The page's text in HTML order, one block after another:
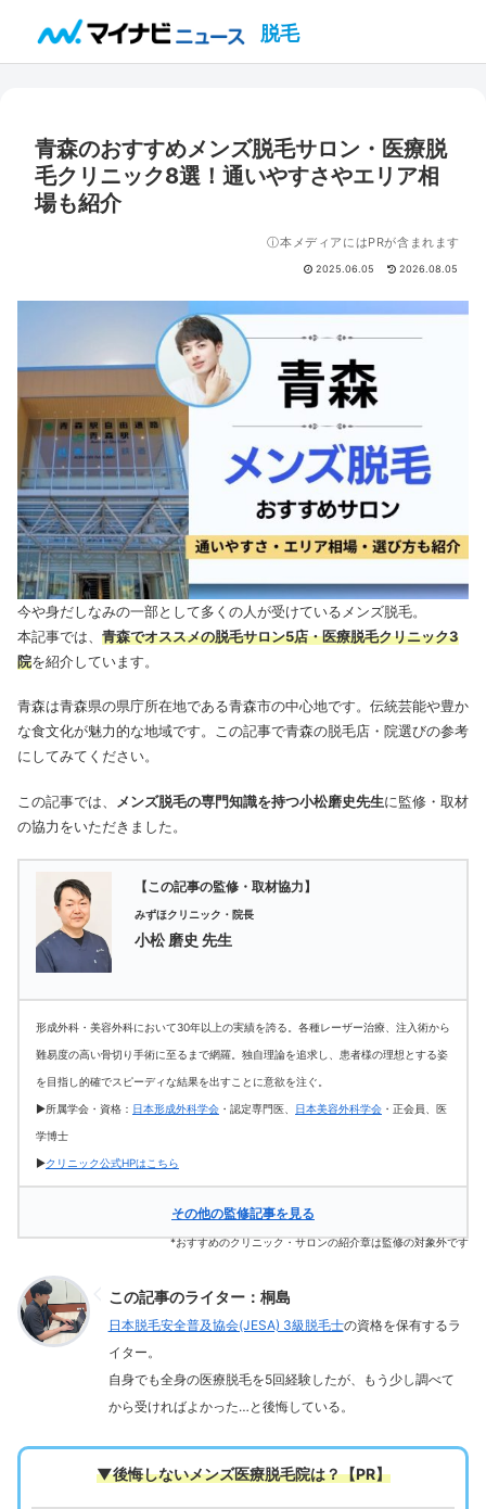
脱毛
青森のおすすめメンズ脱毛サロン・医療脱
毛クリニック8選！通いやすさやエリア相
場も紹介
ⓘ本メディアにはPRが含まれます
2025.06.05 2026.08.05
今や身だしなみの一部として多くの人が受けているメンズ脱毛。
本記事では、 青森でオススメの脱毛サロン5店・医療脱毛クリニック3
院を紹介しています。
青森は青森県の県庁所在地である青森市の中心地です。伝統芸能や豊か
な食文化が魅力的な地域です。この記事で青森の脱毛店・院選びの参考
にしてみてください。
この記事では、 メンズ脱毛の専門知識を持つ小松磨史先生に監修・取材
の協力をいただきました。
【この記事の監修・取材協力】
みずほクリニック・院長
小松 磨史 先生
形成外科・美容外科において30年以上の実績を誇る。各種レーザー治療、注入術から
難易度の高い骨切り手術に至るまで網羅。独自理論を追求し、患者様の理想とする姿
を目指し的確でスピーディな結果を出すことに意欲を注ぐ。
▶所属学会・資格： 日本形成外科学会 ・認定専門医、 日本美容外科学会 ・正会員、医
学博士
▶クリニック公式HPはこちら
その他の監修記事を見る
*おすすめのクリニック・サロンの紹介章は監修の対象外です
この記事のライター：桐島
日本脱毛安全普及協会(JESA) 3級脱毛士の資格を保有するラ
イター。
自身でも全身の医療脱毛を5回経験したが、もう少し調べて
から受ければよかった…と後悔している。
▼後悔しないメンズ医療脱毛院は？【PR】